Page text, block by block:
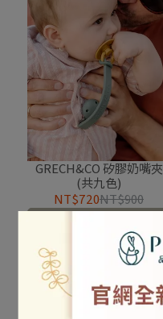
GRECH&CO 矽膠奶嘴夾
(共九色)
NT$720NT$900